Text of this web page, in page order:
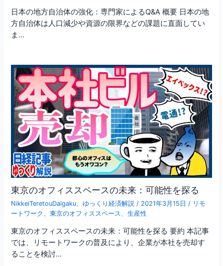
日本の地方自治体の強化：専門家によるQ&A 概要 日本の地
方自治体は人口減少や資源の限界などの課題に直面してい
ま…
東京のオフィススペースの未来：可能性を探る
NikkeiTeretouDaigaku 、ゆっくり経済解説 / 2021年3月15日 / リモ
ートワーク
、東京のオフィススペース 、生産性
東京のオフィススペースの未来：可能性を探る 要約 本記事
では、リモートワークの普及により、企業が本社を売却す
ることを検討…